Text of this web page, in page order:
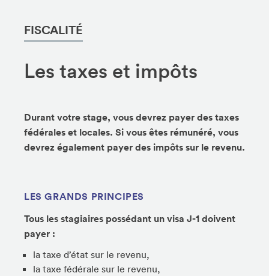
FISCALITÉ
Les taxes et impôts
Durant votre stage, vous devrez payer des taxes
fédérales et locales. Si vous êtes rémunéré, vous
devrez également payer des impôts sur le revenu.
LESGRANDS PRINCIPES
Tous les stagiaires possédant un visa J-1 doivent
payer :
la taxe d’état sur le revenu,
la taxe fédérale sur le revenu,